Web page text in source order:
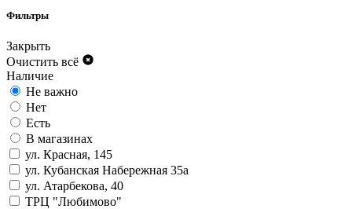
Фильтры
Закрыть
Очистить всё
Наличие
Не важно
Нет
Есть
В магазинах
ул. Красная, 145
ул. Кубанская Набережная 35а
ул. Атарбекова, 40
ТРЦ "Любимово"